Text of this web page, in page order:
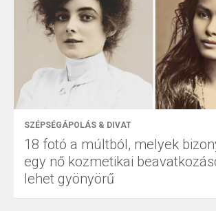
SZÉPSÉGÁPOLÁS & DIVAT
18 fotó a múltból, melyek
egy nő kozmetikai
lehet gyönyörű